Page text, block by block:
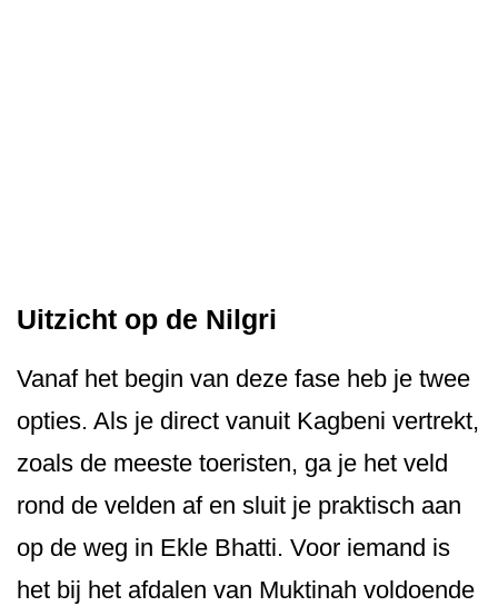
Uitzicht op de Nilgri
Vanaf het begin van deze fase heb je twee
opties. Als je direct vanuit Kagbeni vertrekt,
zoals de meeste toeristen, ga je het veld
rond de velden af en sluit je praktisch aan
op de weg in Ekle Bhatti. Voor iemand is
het bij het afdalen van Muktinah voldoende